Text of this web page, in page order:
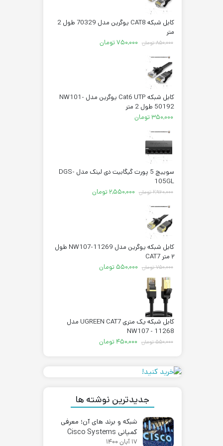
کابل شبکه CAT8 یوگرین مدل 70329 طول 2
متر
۸۵۰,۰۰۰تومان قیمت
۷۵۰,۰۰۰تومان
کابل شبکه Cat6 UTP یوگرین مدل NW101-
50192 طول 2 متر
۳۵۰,۰۰۰ تومان
سوییچ 5 پورت گیگابیت دی لینک مدل DGS-
105GL
۲,۹۶۰,۰۰۰تومان قیمت
۲,۵۵۰,۰۰۰ تومان
کابل شبکه یوگرین مدل NW107-11269 طول
۲ متر CAT7
۷۵۰,۰۰۰تومان قیمت
۵۵۰,۰۰۰تومان
کابل شبکه یک متری UGREEN CAT7 مدل
NW107 - 11268
۵۵۰,۰۰۰تومان قیمت
۴۵۰,۰۰۰ تومان
جدیدترین نوشته ها
شبکه و برند های آن؛ معرفی
کمپانی Cisco Systems
۱۷ آبان ۱۴۰۰